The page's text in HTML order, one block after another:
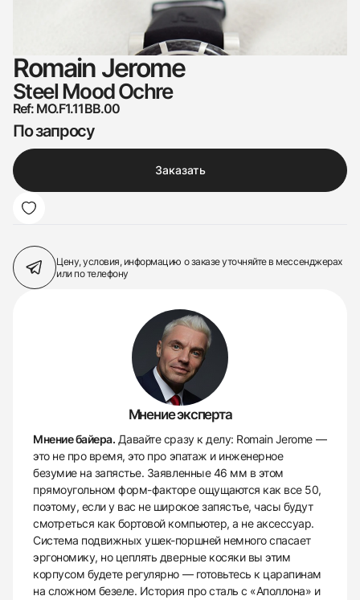
Romain Jerome
Steel Mood Ochre
Ref: MO.F1.11BB.00
По запросу
Заказать
Цену, условия, информацию о заказеуточняйте в мессенджерах
или по телефону
Мнение эксперта
Мнение байера. Давайте сразу к делу: Romain Jerome —
это не про время, это про эпатаж и инженерное
безумие на запястье. Заявленные 46 мм в этом
прямоугольном форм-факторе ощущаются как все 50,
поэтому, если у вас не широкое запястье, часы будут
смотреться как бортовой компьютер, а не аксессуар.
Система подвижных ушек-поршней немного спасает
эргономику, но цеплять дверные косяки вы этим
корпусом будете регулярно — готовьтесь к царапинам
на сложном безеле. История про сталь с «Аполлона» и